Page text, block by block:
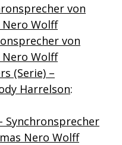
von
Wolff
von
Wolff
(Serie) –
Harrelson:
Synchronsprecher
Nero Wolff